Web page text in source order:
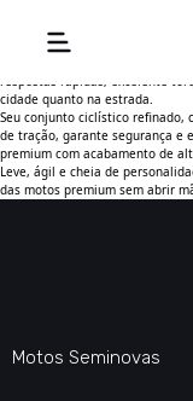
A Triumph Speed 400 é a
moderna e desempenho na
respostas rápidas, excelente
cidade quanto na estrada.
Seu conjunto ciclístico refinado,
de tração, garante segurança e
premium com acabamento de
Leve, ágil e cheia de
das motos premium sem abrir
Motos Seminovas